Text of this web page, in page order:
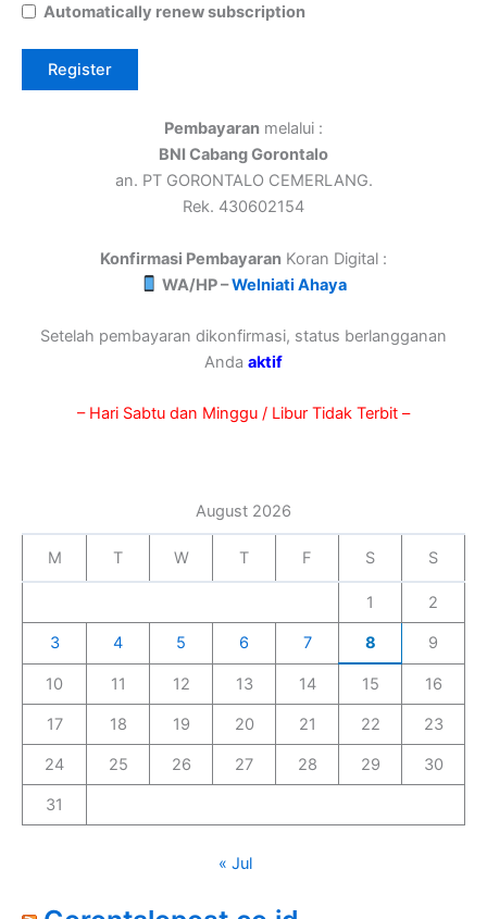
Automatically renew subscription
Pembayaran melalui :
BNI Cabang Gorontalo
an. PT GORONTALO CEMERLANG.
Rek. 430602154
Konfirmasi Pembayaran Koran Digital :
WA/HP –Welniati Ahaya
Setelah pembayaran dikonfirmasi, status berlangganan
Anda aktif
– Hari Sabtu dan Minggu / Libur Tidak Terbit –
August 2026
M T W T F S S
1 2
3 4 5 6 7 8 9
10 11 12 13 14 15 16
17 18 19 20 21 22 23
24 25 26 27 28 29 30
31
« Jul